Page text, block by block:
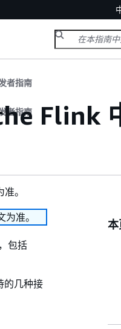
者指南
者指南
Flink
。
准。
包括
的几种接
本